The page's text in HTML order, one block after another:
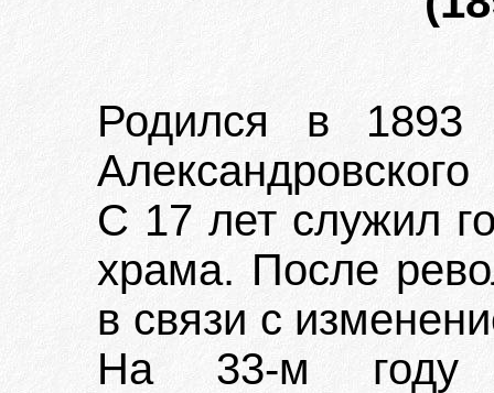
Родился в
С 17 лет служил
храма. После
в связи с
На 33-м году